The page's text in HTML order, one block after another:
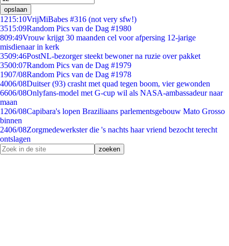
opslaan
1215:10VrijMiBabes #316 (not very sfw!)
3515:09Random Pics van de Dag #1980
809:49Vrouw krijgt 30 maanden cel voor afpersing 12-jarige
misdienaar in kerk
3509:46PostNL-bezorger steekt bewoner na ruzie over pakket
3500:07Random Pics van de Dag #1979
1907/08Random Pics van de Dag #1978
4006/08Duitser (93) crasht met quad tegen boom, vier gewonden
6606/08Onlyfans-model met G-cup wil als NASA-ambassadeur naar
maan
1206/08Capibara's lopen Braziliaans parlementsgebouw Mato Grosso
binnen
2406/08Zorgmedewerkster die 's nachts haar vriend bezocht terecht
ontslagen